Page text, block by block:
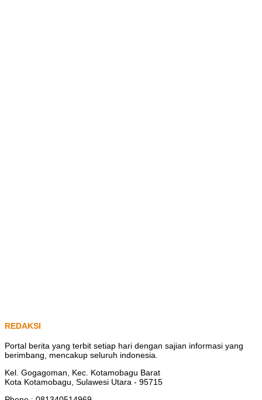
REDAKSI
Portal berita yang terbit setiap hari dengan sajian informasi yang
berimbang, mencakup seluruh indonesia.
Kel. Gogagoman, Kec. Kotamobagu Barat
Kota Kotamobagu, Sulawesi Utara - 95715